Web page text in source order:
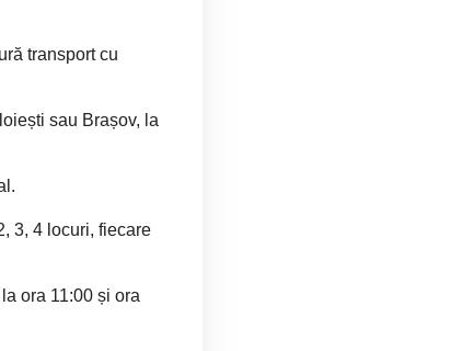
transport cu
sau Brașov, la
3, 4 locuri, fiecare
ora 11:00 și ora